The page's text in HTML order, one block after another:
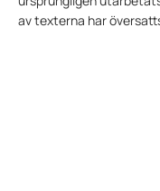
av texterna har